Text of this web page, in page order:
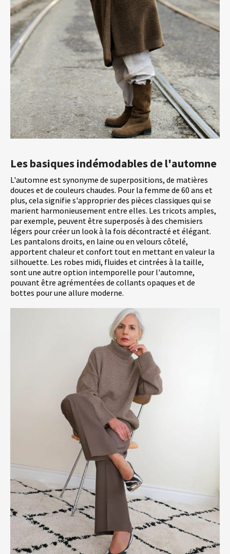
Les basiques indémodables de l'automne
L'automne est synonyme de superpositions, de matières
douces et de couleurs chaudes. Pour la femme de 60 ans et
plus, cela signifie s'approprier des pièces classiques qui se
marient harmonieusement entre elles. Les tricots amples,
par exemple, peuvent être superposés à des chemisiers
légers pour créer un look à la fois décontracté et élégant.
Les pantalons droits, en laine ou en velours côtelé,
apportent chaleur et confort tout en mettant en valeur la
silhouette. Les robes midi, fluides et cintrées à la taille,
sont une autre option intemporelle pour l'automne,
pouvant être agrémentées de collants opaques et de
bottes pour une allure moderne.